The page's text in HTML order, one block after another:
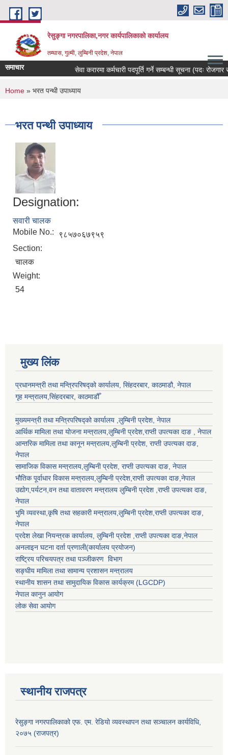
Skip to main content
रेसुङ्गा नगरपालिका,नगर कार्यपालिकाको कार्यालय
तम्घास, गुल्मी, लुम्बिनी प्रदेश, नेपाल
समाचार सेवा करारमा कर्मचारी पदपूर्ति गर्ने सम्बन्धी सूचना (पदः रोजगार
You are here
Home » भरत पन्थी उपाध्याय
भरत पन्थी उपाध्याय
Designation:
सवारी चालक
Mobile No.:
९८५७०६७९५९
Section:
चालक
Weight:
54
मुख्य लिंक
प्रधानमन्त्री तथा मन्त्रिपरिषद्को कार्यालय, सिंहदरबार, काठमाडौ, नेपाल
गृह मन्त्रालय,सिंहदरबार, काठमाडौँ
मुख्यमन्त्री तथा मन्त्रिपरिषद्को कार्यालय ,लुम्बिनी प्रदेश, नेपाल
आर्थिक मामिला तथा योजना मन्त्रालय,लुम्बिनी प्रदेश,राप्ती उपत्यका दाङ , नेपाल
आन्तरिक मामिला तथा कानून मन्त्रालय,लुम्बिनी प्रदेश, राप्ती उपत्यका दाङ,
नेपाल
सामाजिक विकास मन्त्रालय,लुम्बिनी प्रदेश, राप्ती उपत्यका दाङ, नेपाल
भौतिक पूर्वाधार विकास मन्त्रालय,लुम्बिनी प्रदेश,राप्ती उपत्यका दाङ,नेपाल
उद्याेग,पर्यटन,वन तथा वातावरण मन्त्रालय लुम्बिनी प्रदेश ,राप्ती उपत्यका दाङ,
नेपाल
भुमि व्यवस्था,कृषि तथा सहकारी मन्त्रालय,लुम्बिनी प्रदेश,राप्ती उपत्यका दाङ,
नेपाल
प्रदेश लेखा नियन्त्रक कार्यालय, लुम्बिनी प्रदेश ,राप्ती उपत्यका दाङ,नेपाल
अनलाइन घटना दर्ता प्रणाली(कार्यालय प्रयोजन)
राष्ट्रिय परिचयपत्र तथा पञ्जीकरण विभाग
सङ्घीय मामिला तथा सामान्य प्रशासन मन्त्रालय
स्थानीय शासन तथा सामुदायिक विकास कार्यक्रम (LGCDP)
नेपाल कानुन आयोग
लोक सेवा आयोग
स्थानीय राजपत्र
रेसुङ्गा नगरपालिकाको एफ. एम. रेडियो व्यवस्थापन तथा सञ्चालन कार्यविधि,
२०७५ (राजपत्र)